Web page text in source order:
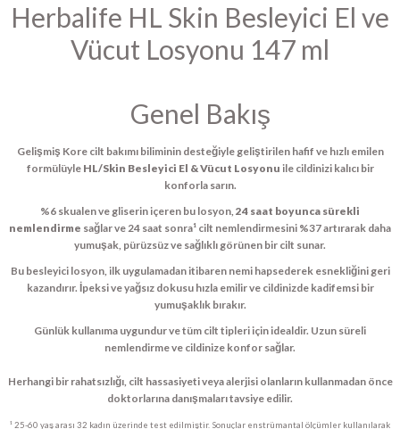
Herbalife HL Skin Besleyici El ve
Vücut Losyonu 147 ml
Genel Bakış
Gelişmiş Kore cilt bakımı biliminin desteğiyle geliştirilen hafif ve hızlı emilen
formülüyle HL/Skin Besleyici El & Vücut Losyonu ile cildinizi kalıcı bir
konforla sarın.
%6 skualen ve gliserin içeren bu losyon, 24 saat boyunca sürekli
nemlendirme sağlar ve 24 saat sonra¹ cilt nemlendirmesini %37 artırarak daha
yumuşak, pürüzsüz ve sağlıklı görünen bir cilt sunar.
Bu besleyici losyon, ilk uygulamadan itibaren nemi hapsederek esnekliğini geri
kazandırır. İpeksi ve yağsız dokusu hızla emilir ve cildinizde kadifemsi bir
yumuşaklık bırakır.
Günlük kullanıma uygundur ve tüm cilt tipleri için idealdir. Uzun süreli
nemlendirme ve cildinize konfor sağlar.
Herhangi bir rahatsızlığı, cilt hassasiyeti veya alerjisi olanların kullanmadan önce
doktorlarına danışmaları tavsiye edilir.
¹ 25-60 yaş arası 32 kadın üzerinde test edilmiştir. Sonuçlar enstrümantal ölçümler kullanılarak